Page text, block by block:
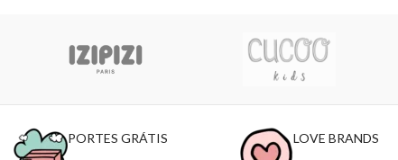
PORTES GRÁTIS LOVE BRANDS